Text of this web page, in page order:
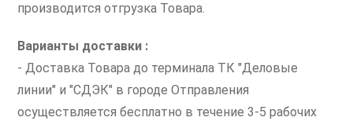
производится отгрузка Товара.
Варианты доставки :
- Доставка Товара до терминала ТК "Деловые
линии" и "СДЭК" в городе Отправления
осуществляется бесплатно в течение 3-5 рабочих